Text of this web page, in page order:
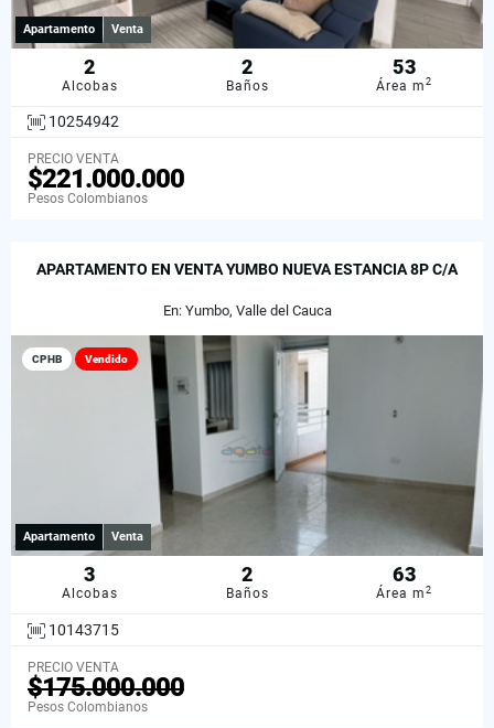
Apartamento Venta
2
Alcobas
2
Baños
53
Área m2
10254942
PRECIO VENTA
$221.000.000
Pesos Colombianos
APARTAMENTO EN VENTA YUMBO NUEVA ESTANCIA 8P C/A
En: Yumbo, Valle del Cauca
CPHB Vendido
Apartamento Venta
3
Alcobas
2
Baños
63
Área m2
10143715
PRECIO VENTA
$175.000.000
Pesos Colombianos